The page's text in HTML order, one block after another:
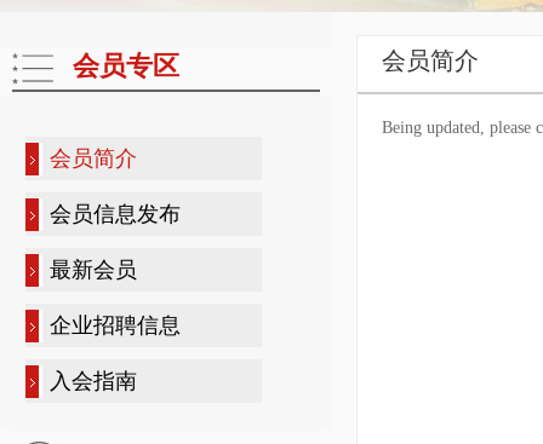
会员专区
会员简介
会员信息发布
最新会员
企业招聘信息
入会指南
会员简介
Being updated, please